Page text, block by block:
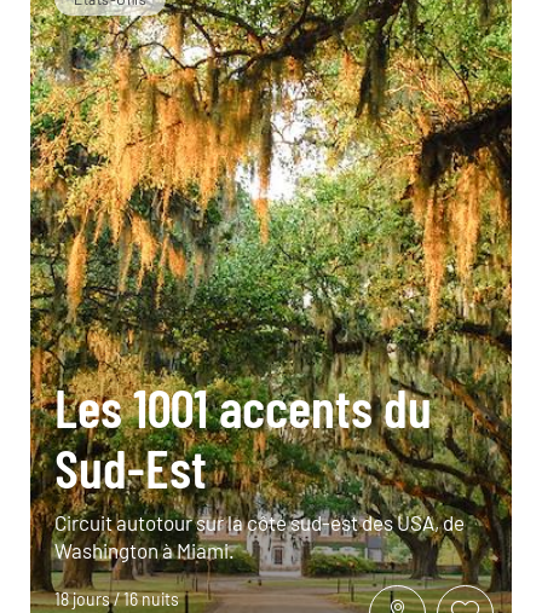
Les 1001 accents du
Sud-Est
Circuit autotour sur la côte sud-est des USA, de
Washington à Miami.
18 jours / 16 nuits